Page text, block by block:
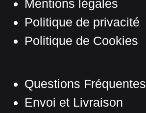
Mentions légales
Politique de privacité
Politique de Cookies
Questions Fréquentes
Envoi et Livraison